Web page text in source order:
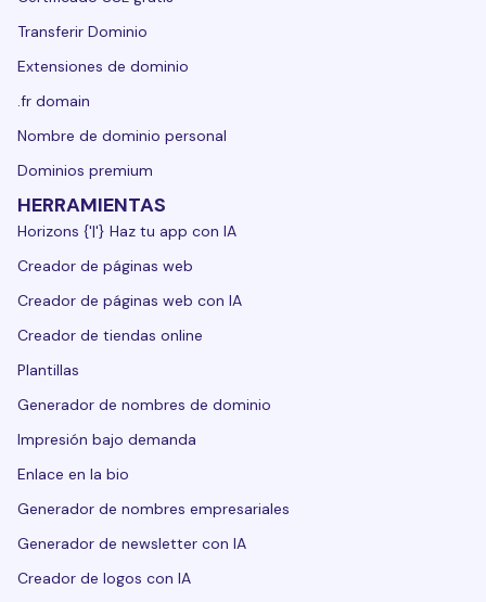
Transferir Dominio
Extensiones de dominio
.fr domain
Nombre de dominio personal
Dominios premium
HERRAMIENTAS
Horizons {'|'} Haz tu app con IA
Creador de páginas web
Creador de páginas web con IA
Creador de tiendas online
Plantillas
Generador de nombres de dominio
Impresión bajo demanda
Enlace en la bio
Generador de nombres empresariales
Generador de newsletter con IA
Creador de logos con IA